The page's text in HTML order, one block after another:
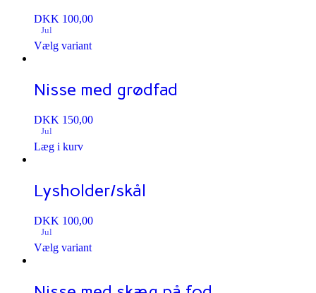
DKK 100,00
Jul
Vælg variant
Nisse med grødfad
DKK 150,00
Jul
Læg i kurv
Lysholder/skål
DKK 100,00
Jul
Vælg variant